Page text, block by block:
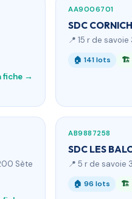
fiche →
AA9006701
SDC
📍 15 r de
🏠 141 lots 🏗
Sète
AB9887258
SDC LES
📍 5 r de savoie
🏠 96 lots 🏗